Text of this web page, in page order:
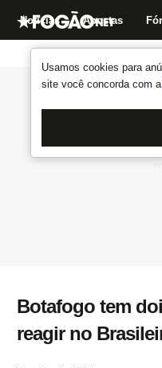
Usamos cookies para
site você concorda com a
Notícias Apostas
Botafogo tem
reagir no